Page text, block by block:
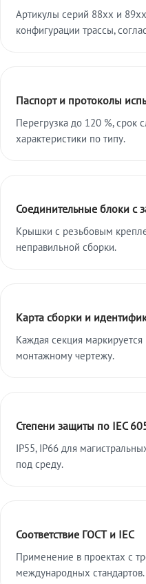
Артикулы серий 88xx и
конфигурации трассы,
Паспорт и протоколы
Перегрузка до 120 %, срок
характеристики по типу.
Соединительные блоки с
Крышки с резьбовым
неправильной сборки.
Карта сборки и
Каждая секция
монтажному чертежу.
Степени защиты по IEC
IP55, IP66 для
под среду.
Соответствие ГОСТ и IEC
Применение в проектах с
международных стандартов.